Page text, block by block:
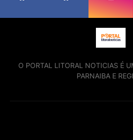
O PORTAL LITORAL NOTICIAS É
PARNAIBA E